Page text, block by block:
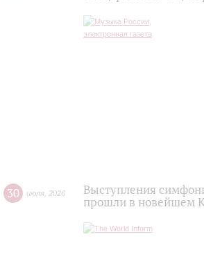
30 июля 2026
Выступления
прошли в новейшем